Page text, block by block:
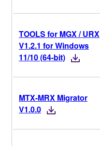
TOOLS for MGX / URX
V1.2.1 for Windows
11/10 (64-bit)
MTX-MRX Migrator
V1.0.0